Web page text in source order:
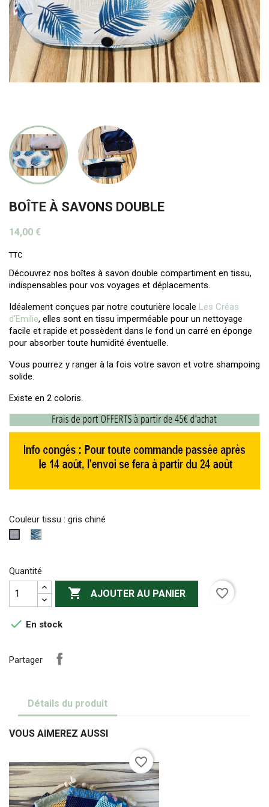
BOÎTE À SAVONS DOUBLE
14,00 €
TTC
Découvrez nos boîtes à savon double compartiment en tissu,
indispensables pour vos voyages et déplacements.
Idéalement conçues par notre couturière locale Les Créas
d'Emilie, elles sont en tissu imperméable pour un nettoyage
facile et rapide et possèdent dans le fond un carré en éponge
pour absorber toute humidité éventuelle.
Vous pourrez y ranger à la fois votre savon et votre shampoing
solide.
Existe en 2 coloris.
Couleur tissu : gris chiné
gris
Motif
Quantité
 AJOUTER AU PANIER favorite_border
 En stock
Partager
Détails du produit
VOUS AIMEREZ AUSSI
favorite_border